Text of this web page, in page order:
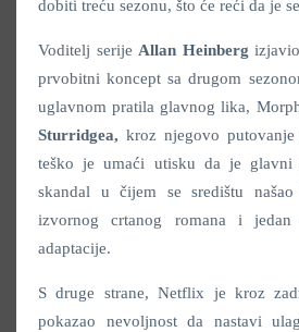
dobiti treću sezonu, što će reći da je
Voditelj serije Allan Heinberg
prvobitni koncept sa drugom
uglavnom pratila glavnog lika,
Sturridgea, kroz njegovo
teško je umaći utisku da je glavni
skandal u čijem se središtu našao
izvornog crtanog romana i jedan
adaptacije.
S druge strane, Netflix je kroz
pokazao nevoljnost da nastavi